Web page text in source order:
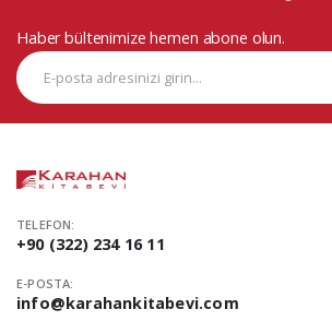
Haber bültenimize hemen abone olun.
TELEFON:
+90 (322) 234 16 11
E-POSTA:
info@karahankitabevi.com